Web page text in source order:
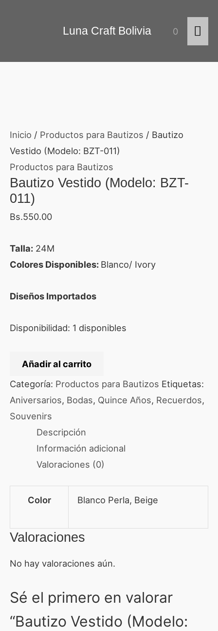
Luna Craft Bolivia 0
Inicio / Productos para Bautizos / Bautizo
Vestido (Modelo: BZT-011)
Productos para Bautizos
Bautizo Vestido (Modelo: BZT-
011)
Bs.550.00
Talla: 24M
Colores Disponibles: Blanco/ Ivory
Diseños Importados
Disponibilidad: 1 disponibles
Añadir al carrito
Categoría: Productos para Bautizos Etiquetas:
Aniversarios, Bodas, Quince Años, Recuerdos,
Souvenirs
Descripción
Información adicional
Valoraciones (0)
Color Blanco Perla, Beige
Valoraciones
No hay valoraciones aún.
Sé el primero en valorar
“Bautizo Vestido (Modelo: